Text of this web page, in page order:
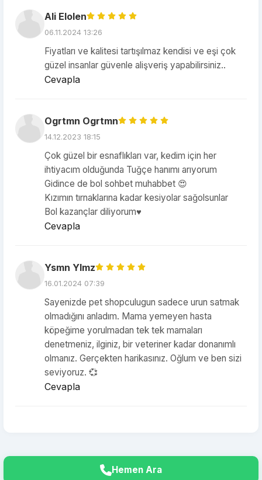
Ali Elolen
06.11.2024 13:26
Fiyatları ve kalitesi tartışılmaz kendisi ve eşi çok
güzel insanlar güvenle alişveriş yapabilirsiniz..
Cevapla
Ogrtmn Ogrtmn
14.12.2023 18:15
Çok güzel bir esnaflıkları var, kedim için her
ihtiyacım olduğunda Tuğçe hanımı arıyorum
Gidince de bol sohbet muhabbet 😍
Kızımın tırnaklarına kadar kesiyolar sağolsunlar
Bol kazançlar diliyorum♥️
Cevapla
Ysmn Ylmz
16.01.2024 07:39
Sayenizde pet shopculugun sadece urun satmak
olmadığını anladım. Mama yemeyen hasta
köpeğime yorulmadan tek tek mamaları
denetmeniz, ilginiz, bir veteriner kadar donanımlı
olmanız. Gerçekten harikasınız. Oğlum ve ben sizi
seviyoruz. 💞
Cevapla
Hemen Ara